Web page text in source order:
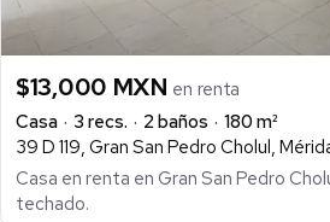
$13,000 MXN en renta
Casa
3 recs. 2 baños
180 m²
39 D 119, Gran San Pedro Cholul,
Casa en renta en Gran San Pedro
techado.